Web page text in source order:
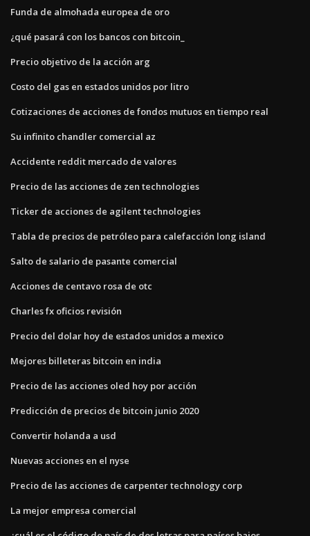
Funda de almohada europea de oro
¿qué pasará con los bancos con bitcoin_
Precio objetivo de la acción arg
Costo del gas en estados unidos por litro
Cotizaciones de acciones de fondos mutuos en tiempo real
Su infinito chandler comercial az
Accidente reddit mercado de valores
Precio de las acciones de zen technologies
Ticker de acciones de agilent technologies
Tabla de precios de petróleo para calefacción long island
Salto de salario de pasante comercial
Acciones de centavo rosa de otc
Charles fx oficios revisión
Precio del dolar hoy de estados unidos a mexico
Mejores billeteras bitcoin en india
Precio de las acciones oled hoy por acción
Predicción de precios de bitcoin junio 2020
Convertir holanda a usd
Nuevas acciones en el nyse
Precio de las acciones de carpenter technology corp
La mejor empresa comercial